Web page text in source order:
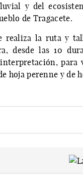
y del
de Tragacete.
realiza la ruta y
desde las 10
para
hoja perenne y de